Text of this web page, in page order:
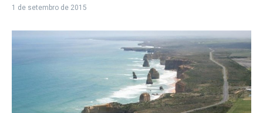
1 de setembro de 2015